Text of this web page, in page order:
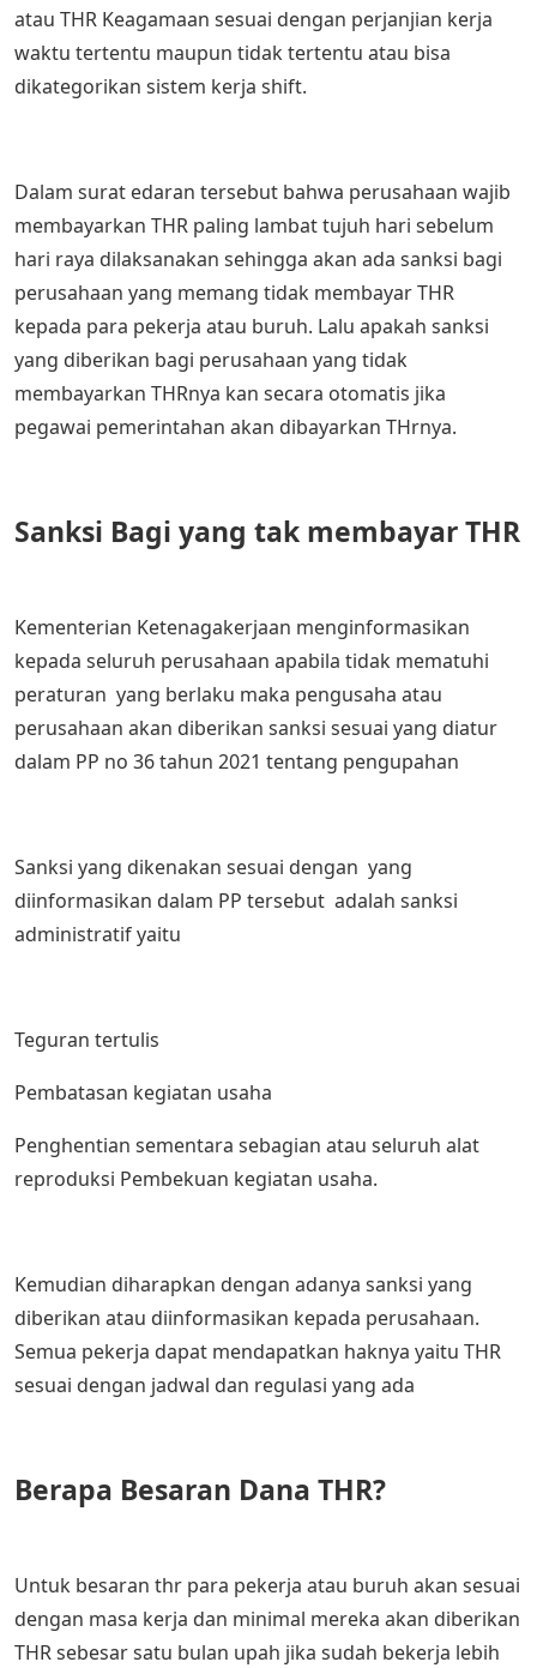
atau THR Keagamaan sesuai dengan perjanjian kerja
waktu tertentu maupun tidak tertentu atau bisa
dikategorikan sistem kerja shift.
Dalam surat edaran tersebut bahwa perusahaan wajib
membayarkan THR paling lambat tujuh hari sebelum
hari raya dilaksanakan sehingga akan ada sanksi bagi
perusahaan yang memang tidak membayar THR
kepada para pekerja atau buruh. Lalu apakah sanksi
yang diberikan bagi perusahaan yang tidak
membayarkan THRnya kan secara otomatis jika
pegawai pemerintahan akan dibayarkan THrnya.
Sanksi Bagi yang tak membayar THR
Kementerian Ketenagakerjaan menginformasikan
kepada seluruh perusahaan apabila tidak mematuhi
peraturan yang berlaku maka pengusaha atau
perusahaan akan diberikan sanksi sesuai yang diatur
dalam PP no 36 tahun 2021 tentang pengupahan
Sanksi yang dikenakan sesuai dengan yang
diinformasikan dalam PP tersebut adalah sanksi
administratif yaitu
Teguran tertulis
Pembatasan kegiatan usaha
Penghentian sementara sebagian atau seluruh alat
reproduksi Pembekuan kegiatan usaha.
Kemudian diharapkan dengan adanya sanksi yang
diberikan atau diinformasikan kepada perusahaan.
Semua pekerja dapat mendapatkan haknya yaitu THR
sesuai dengan jadwal dan regulasi yang ada
Berapa Besaran Dana THR?
Untuk besaran thr para pekerja atau buruh akan sesuai
dengan masa kerja dan minimal mereka akan diberikan
THR sebesar satu bulan upah jika sudah bekerja lebih